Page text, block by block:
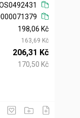
198,06 Kč
163,69 Kč
206,31 Kč
170,50 Kč
košíku